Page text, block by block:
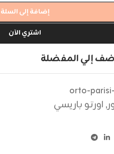
إضافة إلى السلة
اشتري الآن
إلي المفضلة
orto-
, اورتو باريسي